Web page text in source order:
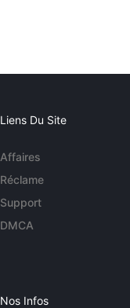
Liens Du Site
Affaires
Réclame
Support
DMCA
Nos Infos